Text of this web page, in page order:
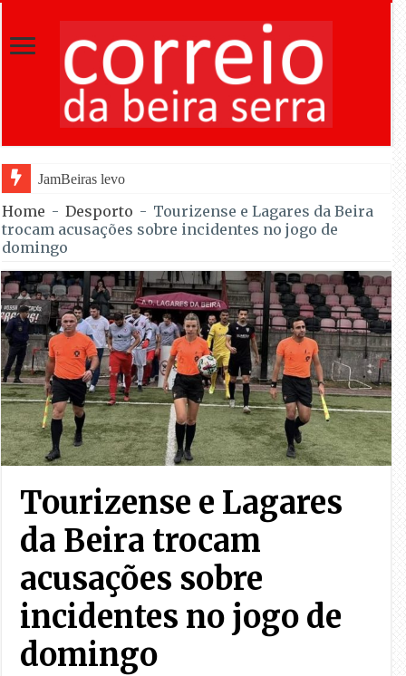
JamBeiras levou 1.500 escuteiros a Oliveira do
Home - Desporto - Tourizense e Lagares da Beira
trocam acusações sobre incidentes no jogo de
domingo
Tourizense e Lagares
da Beira trocam
acusações sobre
incidentes no jogo de
domingo